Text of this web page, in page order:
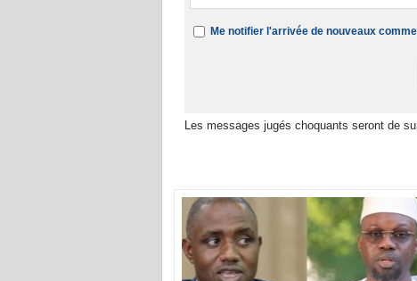
Me notifier l'arrivée de nouveaux
Les messages jugés choquants seront de